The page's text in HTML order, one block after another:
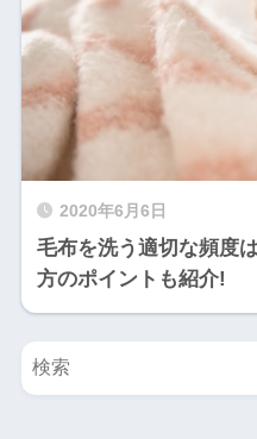
2020年6月6日
毛布を洗う適切な頻度
方のポイントも紹介!